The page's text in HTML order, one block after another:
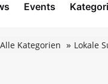
Events
Alle Kategorien Lokale